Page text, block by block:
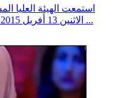
استمعت الهيئة العليا
الاثنين 13 أفريل 2015، إلى مقدّم برنامج عندي ما نقلك، علاء ...